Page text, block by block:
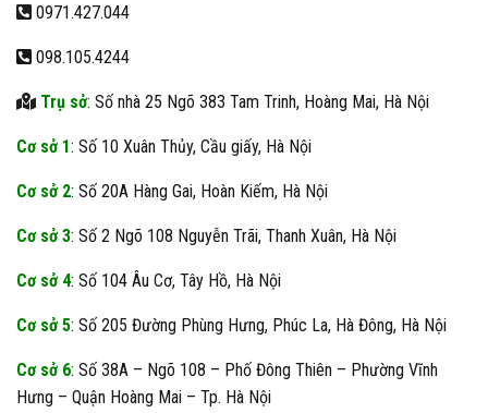
0971.427.044
098.105.4244
Trụ sở: Số nhà 25 Ngõ 383 Tam Trinh, Hoàng Mai, Hà Nội
Cơ sở 1: Số 10 Xuân Thủy, Cầu giấy, Hà Nội
Cơ sở 2: Số 20A Hàng Gai, Hoàn Kiếm, Hà Nội
Cơ sở 3: Số 2 Ngõ 108 Nguyễn Trãi, Thanh Xuân, Hà Nội
Cơ sở 4: Số 104 Âu Cơ, Tây Hồ, Hà Nội
Cơ sở 5: Số 205 Đường Phùng Hưng, Phúc La, Hà Đông, Hà Nội
Cơ sở 6: Số 38A – Ngõ 108 – Phố Đông Thiên – Phường Vĩnh
Hưng – Quận Hoàng Mai – Tp. Hà Nội